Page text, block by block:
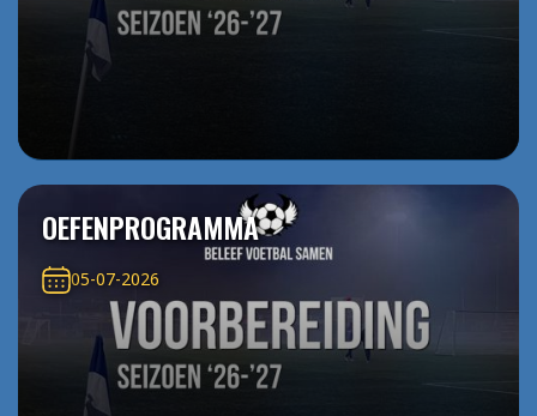
OEFENPROGRAMMA
05-07-2026